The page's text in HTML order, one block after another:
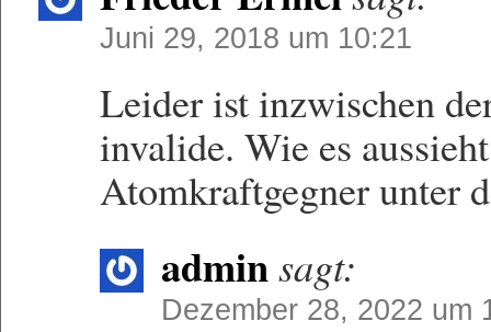
Juni 29, 2018 um 10:21
Leider ist inzwischen
invalide. Wie es
Atomkraftgegner unter
adminsagt:
Dezember 28, 2022 um